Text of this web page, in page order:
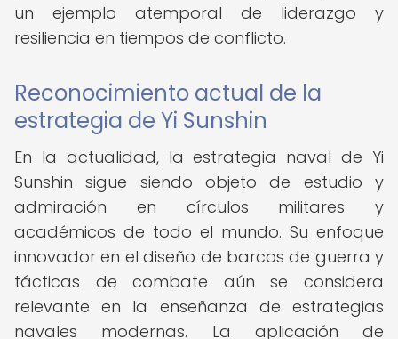
un ejemplo atemporal de liderazgo y
resiliencia en tiempos de conflicto.
Reconocimiento actual de la
estrategia de Yi Sunshin
En la actualidad, la estrategia naval de Yi
Sunshin sigue siendo objeto de estudio y
admiración en círculos militares y
académicos de todo el mundo. Su enfoque
innovador en el diseño de barcos de guerra y
tácticas de combate aún se considera
relevante en la enseñanza de estrategias
navales modernas. La aplicación de